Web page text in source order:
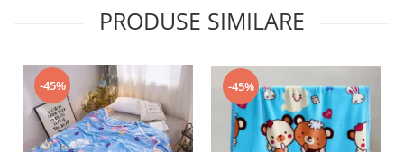
PRODUSE SIMILARE
-45% -45%